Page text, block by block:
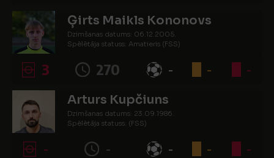
Ģirts Maikls Kononovs
Dzimšanas datums: 06.12.2005.
Spēlētāja statuss: Amatieris (FSS)
3 270 - - -
Arturs Kupčiuns
Dzimšanas datums: 23.09.1986.
Spēlētāja statuss: (FSS)
- - - - -